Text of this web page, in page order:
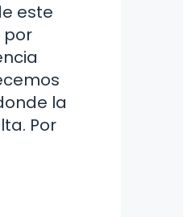
este
por
la
Por